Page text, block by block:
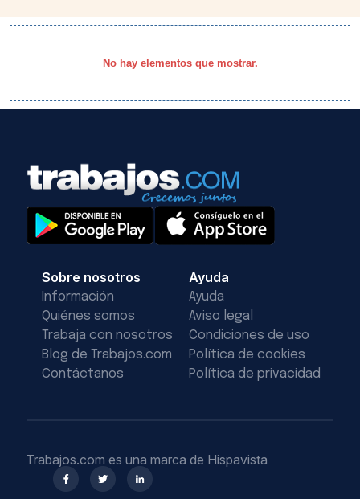
No hay elementos que mostrar.
Sobre nosotros
Información
Quiénes somos
Trabaja con nosotros
Blog de Trabajos.com
Contáctanos
Ayuda
Ayuda
Aviso legal
Condiciones de uso
Política de cookies
Política de privacidad
Trabajos.com es una marca de Hispavista